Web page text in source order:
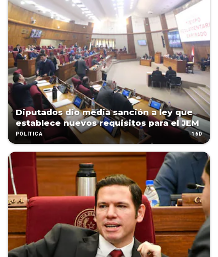
Diputados dio media sanción a ley que
establece nuevos requisitos para el JEM
POLÍTICA 16D